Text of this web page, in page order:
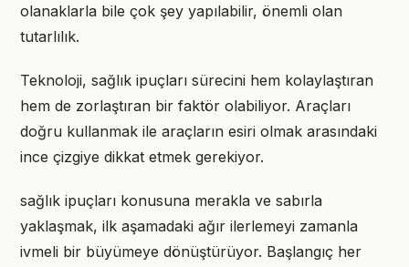
olanaklarla bile çok şey yapılabilir, önemli olan
tutarlılık.
Teknoloji, sağlık ipuçları sürecini hem kolaylaştıran
hem de zorlaştıran bir faktör olabiliyor. Araçları
doğru kullanmak ile araçların esiri olmak arasındaki
ince çizgiye dikkat etmek gerekiyor.
sağlık ipuçları konusuna merakla ve sabırla
yaklaşmak, ilk aşamadaki ağır ilerlemeyi zamanla
ivmeli bir büyümeye dönüştürüyor. Başlangıç her